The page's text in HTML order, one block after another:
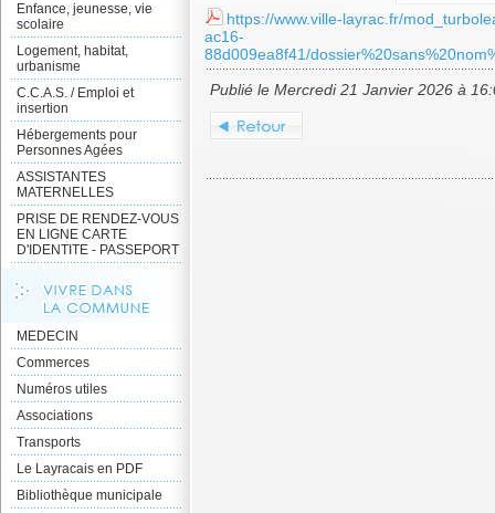
Enfance, jeunesse, vie
scolaire
Logement, habitat,
urbanisme
C.C.A.S. / Emploi et
insertion
Hébergements pour
Personnes Agées
ASSISTANTES
MATERNELLES
PRISE DE RENDEZ-VOUS
EN LIGNE CARTE
D'IDENTITE - PASSEPORT
MEDECIN
Commerces
Numéros utiles
Associations
Transports
Le Layracais en PDF
Bibliothèque municipale
https://www.ville-layrac.fr/
ac16-
88d009ea8f41/
Publié le Mercredi 21 Janvier 2026 à